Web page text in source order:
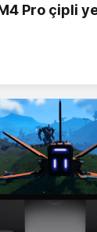
Pro çipli